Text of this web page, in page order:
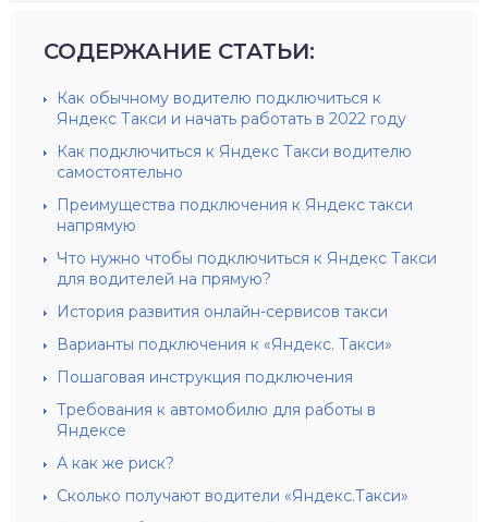
СОДЕРЖАНИЕ СТАТЬИ:
Как обычному водителю подключиться к
Яндекс Такси и начать работать в 2022 году
Как подключиться к Яндекс Такси водителю
самостоятельно
Преимущества подключения к Яндекс такси
напрямую
Что нужно чтобы подключиться к Яндекс Такси
для водителей на прямую?
История развития онлайн-сервисов такси
Варианты подключения к «Яндекс. Такси»
Пошаговая инструкция подключения
Требования к автомобилю для работы в
Яндексе
А как же риск?
Сколько получают водители «Яндекс.Такси»